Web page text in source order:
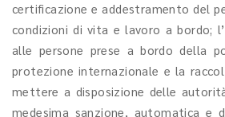
certificazione e addestramento del
condizioni di vita e lavoro a bordo;
alle persone prese a bordo della
protezione internazionale e la
mettere a disposizione delle
medesima sanzione, automatica e